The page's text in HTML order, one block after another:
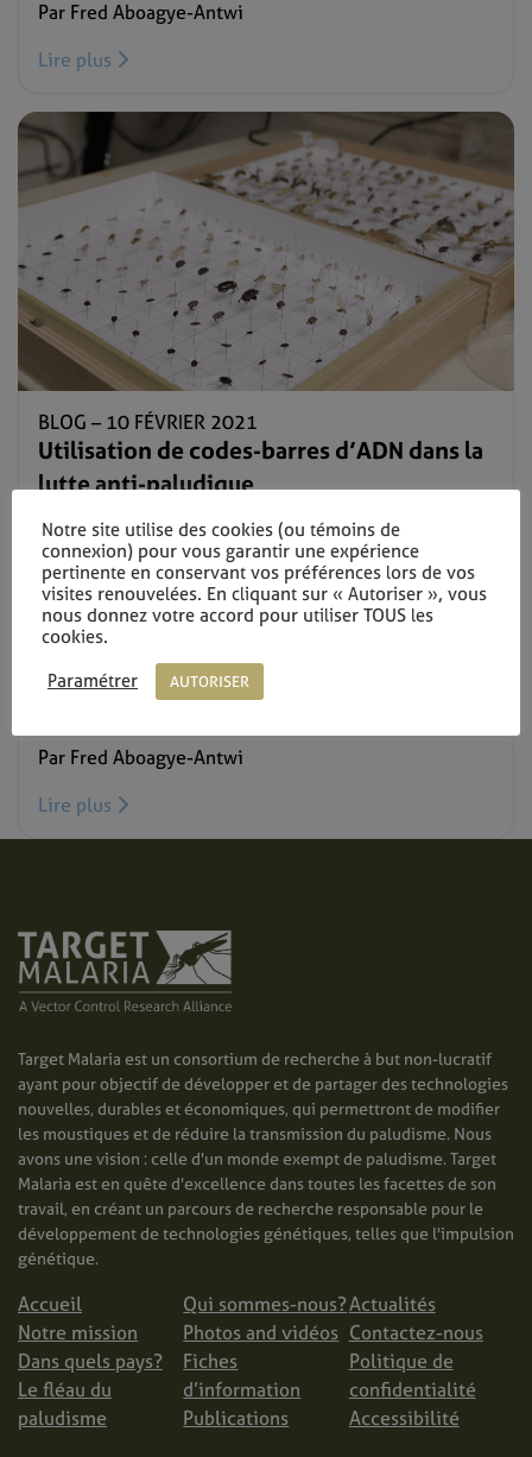
Par Fred Aboagye-Antwi
Lire plus
BLOG – 10 FÉVRIER 2021
Utilisation de codes-barres d’ADN dans la
lutte anti-paludique
Par Fred Aboagye-Antwi
Lire plus
Target Malaria Ghana: Unlocking DNA and
Par Fred Aboagye-Antwi
Lire plus
Target Malaria est un consortium de recherche à but non-lucratif
ayant pour objectif de développer et de partager des technologies
nouvelles, durables et économiques, qui permettront de modifier
les moustiques et de réduire la transmission du paludisme. Nous
avons une vision : celle d'un monde exempt de paludisme. Target
Malaria est en quête d'excellence dans toutes les facettes de son
travail, en créant un parcours de recherche responsable pour le
développement de technologies génétiques, telles que l'impulsion
génétique.
Accueil
Notre mission
Dans quels pays?
Le fléau du
paludisme
Qui sommes-nous?
Photos and vidéos
Fiches
d’information
Publications
Actualités
Contactez-nous
Politique de
confidentialité
Accessibilité
Notre site utilise des cookies (ou témoins de
connexion) pour vous garantir une expérience
pertinente en conservant vos préférences lors de vos
visites renouvelées. En cliquant sur « Autoriser », vous
nous donnez votre accord pour utiliser TOUS les
cookies.
Paramétrer
AUTORISER